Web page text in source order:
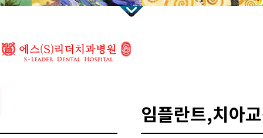
임플란트,치아